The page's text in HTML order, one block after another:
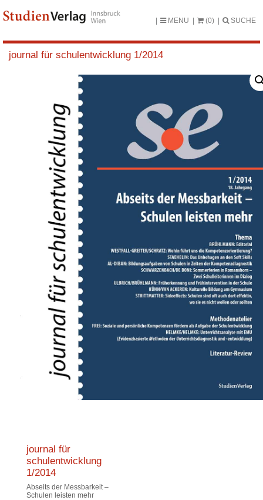
MENU (0) SUCHE
journal für schulentwicklung 1/2014
journal für
schulentwicklung
1/2014
Abseits der Messbarkeit –
Schulen leisten mehr